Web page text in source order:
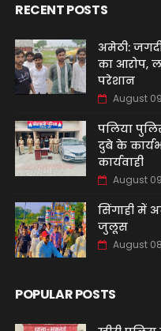
RECENT POSTS
अमेठी:
का आरोप,
परेशान
August
पलिया
दुबे के
कार्यवाही
August
सिंगाही में
जुलूस
August
POPULAR POSTS